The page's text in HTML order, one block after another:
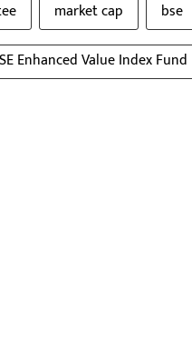
market cap
bse
Enhanced Value Index Fund